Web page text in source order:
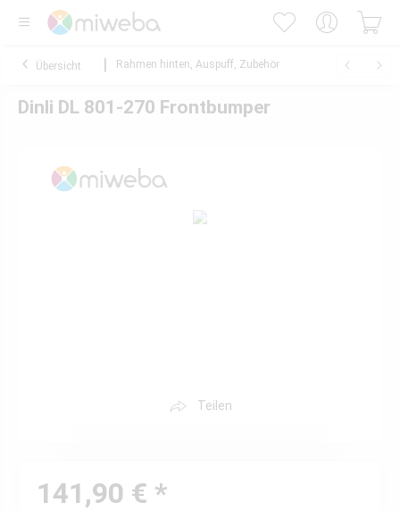
Übersicht Rahmen hinten, Auspuff, Zubehör
Dinli DL 801-270 Frontbumper
Teilen
141,90 € *